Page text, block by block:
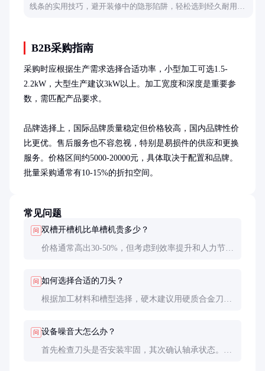
线条的实用技巧，避开装修中的隐形陷阱，轻松选到经久耐用的
B2B采购指南
采购时应根据生产需求选择合适功率，小型加工可选1.5-
2.2kW，大型生产建议3kW以上。加工宽度和深度是重要参
数，需匹配产品要求。
品牌选择上，国际品牌质量稳定但价格较高，国内品牌性价
比更优。售后服务也不容忽视，特别是易损件的供应和更换
服务。价格区间约5000-20000元，具体取决于配置和品牌。
批量采购通常有10-15%的折扣空间。
常见问题
问 双槽开槽机比单槽机贵多少？
价格通常高出30-50%，但考虑到效率提升和人力节
问 如何选择合适的刀头？
根据加工材料和槽型选择，硬木建议用硬质合金刀
问 设备噪音大怎么办？
首先检查刀头是否安装牢固，其次确认轴承状态。可